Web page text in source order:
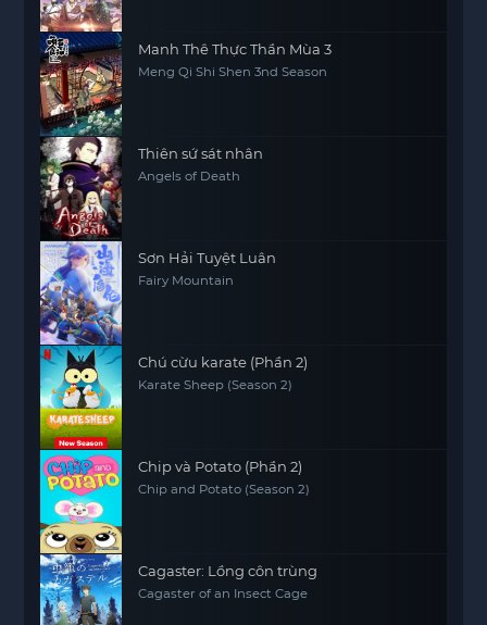
Manh Thê Thực Thần Mùa 3
Meng Qi Shi Shen 3nd Season
Thiên sứ sát nhân
Angels of Death
Sơn Hải Tuyệt Luân
Fairy Mountain
Chú cừu karate (Phần 2)
Karate Sheep (Season 2)
Chip và Potato (Phần 2)
Chip and Potato (Season 2)
Cagaster: Lồng côn trùng
Cagaster of an Insect Cage